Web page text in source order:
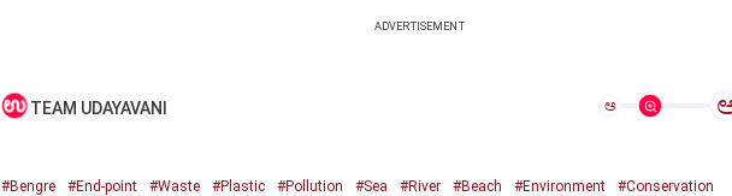
ADVERTISEMENT
TEAM UDAYAVANI ಅ
#Bengre #End-point #Waste #Plastic #Pollution #Sea #River #Beach #Environment #Conservation